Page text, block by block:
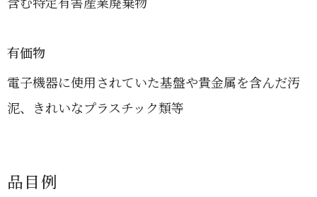
有価物
電子機器に使用されていた基盤や貴金属を含んだ汚
泥、きれいなプラスチック類等
品目例